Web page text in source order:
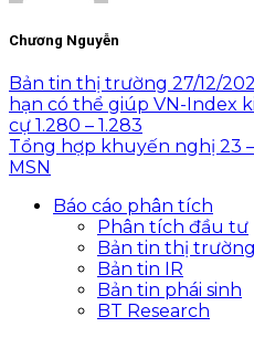
Chương Nguyễn
Bản tin thị trường 27/12/
hạn có thể giúp VN-Index
cự 1.280 – 1.283
Tổng hợp khuyến nghị 23
MSN
Báo cáo phân tích
Phân tích đầu tư
Bản tin thị trường
Bản tin IR
Bản tin phái sinh
BT Research